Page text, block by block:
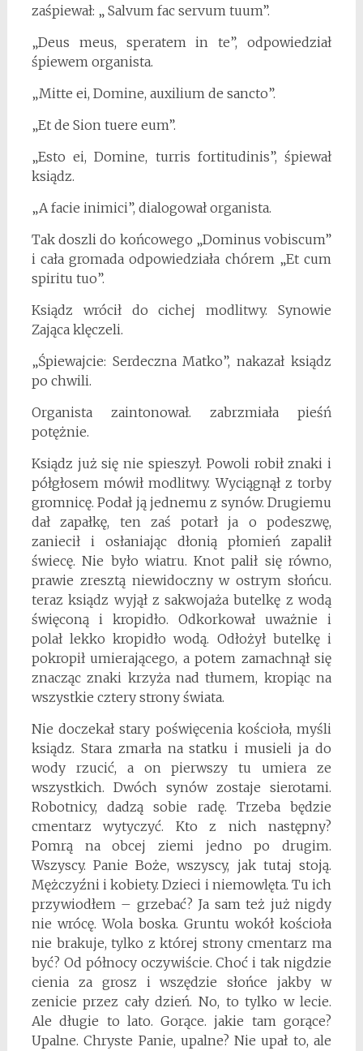
zaśpiewał: „ Salvum fac servum tuum”.
„Deus meus, speratem in te”, odpowiedział
śpiewem organista.
„Mitte ei, Domine, auxilium de sancto”.
„Et de Sion tuere eum”.
„Esto ei, Domine, turris fortitudinis”, śpiewał
ksiądz.
„A facie inimici”, dialogował organista.
Tak doszli do końcowego „Dominus vobiscum”
i cała gromada odpowiedziała chórem „Et cum
spiritu tuo”.
Ksiądz wrócił do cichej modlitwy. Synowie
Zająca klęczeli.
„Śpiewajcie: Serdeczna Matko”, nakazał ksiądz
po chwili.
Organista zaintonował. zabrzmiała pieśń
potężnie.
Ksiądz już się nie spieszył. Powoli robił znaki i
półgłosem mówił modlitwy. Wyciągnął z torby
gromnicę. Podał ją jednemu z synów. Drugiemu
dał zapałkę, ten zaś potarł ja o podeszwę,
zaniecił i osłaniając dłonią płomień zapalił
świecę. Nie było wiatru. Knot palił się równo,
prawie zresztą niewidoczny w ostrym słońcu.
teraz ksiądz wyjął z sakwojaża butelkę z wodą
święconą i kropidło. Odkorkował uważnie i
polał lekko kropidło wodą. Odłożył butelkę i
pokropił umierającego, a potem zamachnął się
znacząc znaki krzyża nad tłumem, kropiąc na
wszystkie cztery strony świata.
Nie doczekał stary poświęcenia kościoła, myśli
ksiądz. Stara zmarła na statku i musieli ja do
wody rzucić, a on pierwszy tu umiera ze
wszystkich. Dwóch synów zostaje sierotami.
Robotnicy, dadzą sobie radę. Trzeba będzie
cmentarz wytyczyć. Kto z nich następny?
Pomrą na obcej ziemi jedno po drugim.
Wszyscy. Panie Boże, wszyscy, jak tutaj stoją.
Mężczyźni i kobiety. Dzieci i niemowlęta. Tu ich
przywiodłem – grzebać? Ja sam też już nigdy
nie wrócę. Wola boska. Gruntu wokół kościoła
nie brakuje, tylko z której strony cmentarz ma
być? Od północy oczywiście. Choć i tak nigdzie
cienia za grosz i wszędzie słońce jakby w
zenicie przez cały dzień. No, to tylko w lecie.
Ale długie to lato. Gorące. jakie tam gorące?
Upalne. Chryste Panie, upalne? Nie upał to, ale